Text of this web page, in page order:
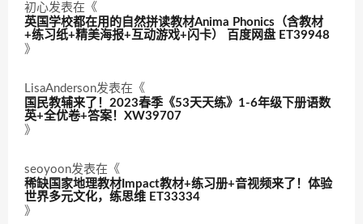
初心发表在《
英国学校都在用的自然拼读教材Anima Phonics（含教材
+练习纸+精美海报+互动游戏+闪卡） 百度网盘 ET39948
》
LisaAnderson发表在《
国民教辅来了！2023春季《53天天练》1-6年级下册语数
英+全优卷+答案！XW39707
》
seoyoon发表在《
稀缺国家地理教材Impact教材+练习册+音视频来了！体验
世界多元文化，练思维 ET33334
》